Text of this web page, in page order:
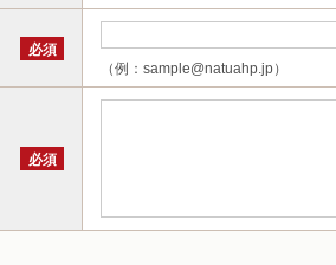
必須
（例：sample@natuahp.jp）
必須